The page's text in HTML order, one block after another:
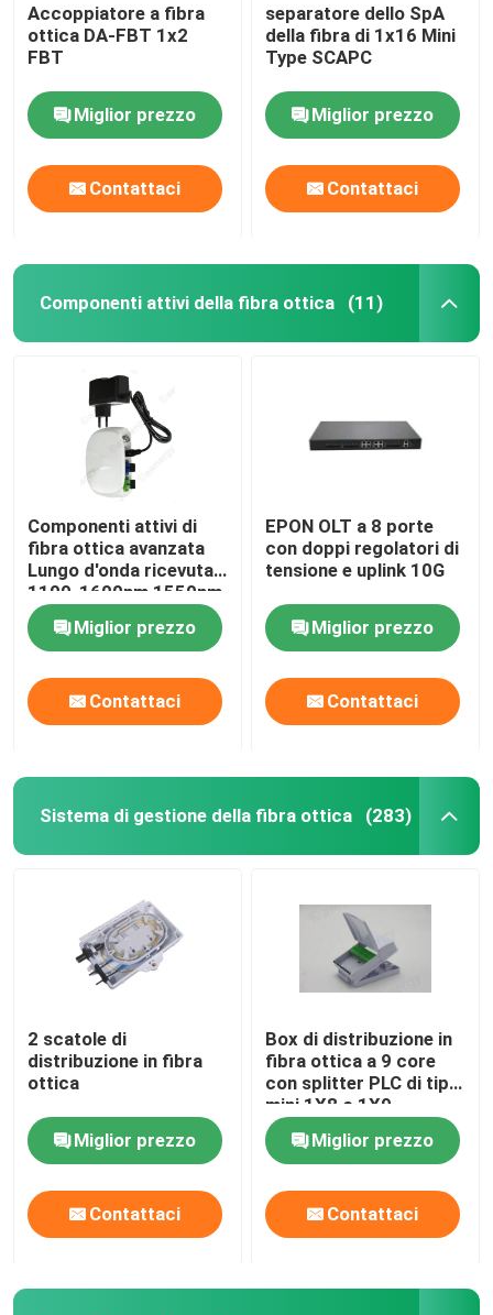
Accoppiatore a fibra
ottica DA-FBT 1x2
FBT
Miglior prezzo
Contattaci
separatore dello SpA
della fibra di 1x16 Mini
Type SCAPC
Miglior prezzo
Contattaci
Componenti attivi della fibra ottica (11)
Componenti attivi di
fibra ottica avanzata
Lungo d'onda ricevuta
1100-1600nm 1550nm
CTB≥65dB Piattazza in
banda ±1dB 47-1006
MHz
Miglior prezzo
Contattaci
EPON OLT a 8 porte
con doppi regolatori di
tensione e uplink 10G
Miglior prezzo
Contattaci
Sistema di gestione della fibra ottica (283)
2 scatole di
distribuzione in fibra
ottica
Miglior prezzo
Contattaci
Box di distribuzione in
fibra ottica a 9 core
con splitter PLC di tipo
mini 1X8 o 1X9
Miglior prezzo
Contattaci